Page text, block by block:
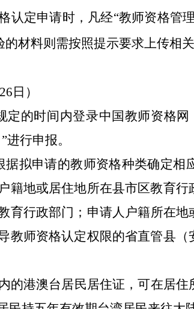
认定申请时，凡经“教师资格管
材料则需按照提示要求上传相关
26 日）
的时间内登录中国教师资格网
行申报。
据拟申请的教师资格种类确定
籍地或居住地所在县市区教育行
育行政部门 ；申请人户籍所在
教师资格认定权限的省直管县
的港澳台居民居住证，可在居